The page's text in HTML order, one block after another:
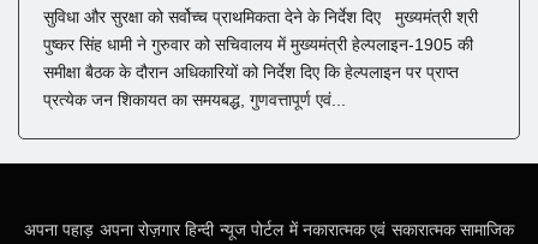
सुविधा और सुरक्षा को सर्वोच्च प्राथमिकता देने के निर्देश दिए मुख्यमंत्री श्री
पुष्कर सिंह धामी ने गुरुवार को सचिवालय में मुख्यमंत्री हेल्पलाइन-1905 की
समीक्षा बैठक के दौरान अधिकारियों को निर्देश दिए कि हेल्पलाइन पर प्राप्त
प्रत्येक जन शिकायत का समयबद्ध, गुणवत्तापूर्ण एवं...
अपना पहाड़ अपना रोज़गार हिन्दी न्यूज पोर्टल में नकारात्मक एवं सकारात्मक सामाजिक